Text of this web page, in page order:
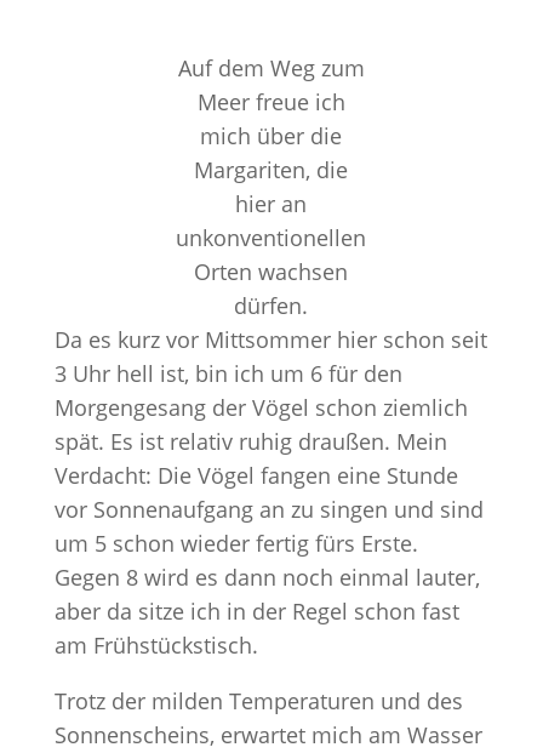
Auf dem Weg zum
Meer freue ich
mich über die
Margariten, die
hier an
unkonventionellen
Orten wachsen
dürfen.
Da es kurz vor Mittsommer hier schon seit
3 Uhr hell ist, bin ich um 6 für den
Morgengesang der Vögel schon ziemlich
spät. Es ist relativ ruhig draußen. Mein
Verdacht: Die Vögel fangen eine Stunde
vor Sonnenaufgang an zu singen und sind
um 5 schon wieder fertig fürs Erste.
Gegen 8 wird es dann noch einmal lauter,
aber da sitze ich in der Regel schon fast
am Frühstückstisch.
Trotz der milden Temperaturen und des
Sonnenscheins, erwartet mich am Wasser